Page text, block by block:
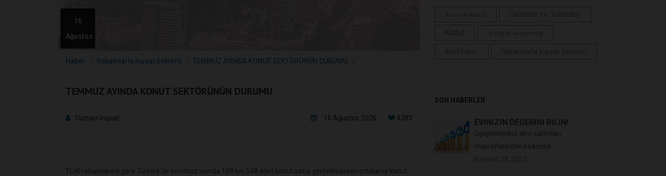
16
Ağustos
Haber Rakamlarla İnşaat Sektörü TEMMUZ AYINDA KONUT SEKTÖRÜNÜN DURUMU
TEMMUZ AYINDA KONUT SEKTÖRÜNÜN DURUMU
Duman İnşaat 16 Ağustos 2026 4383
TÜİK rakamlarına göre Türkiye'de temmuz ayında 109 bin 548 adet konut satışı gerçekleşirken ortalama konut
SON HABERLER
EVİNİZİN DEĞERİNİ BİLİN!
Ggayrimenkul alım satımları
masraflarından ka&cced...